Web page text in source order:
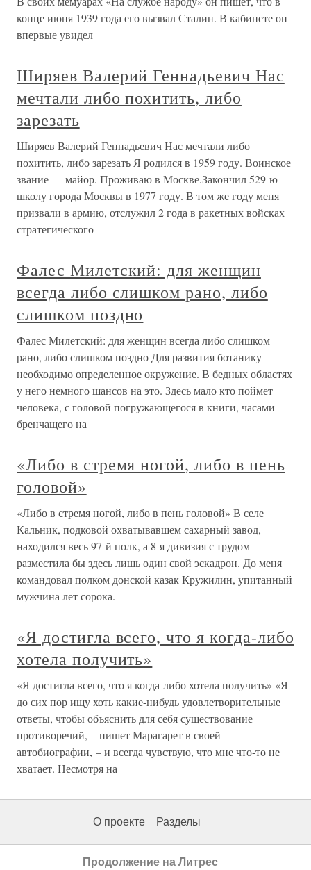
конце июня 1939 года его вызвал Сталин. В кабинете он
впервые увидел
Ширяев Валерий Геннадьевич Нас
мечтали либо похитить, либо
зарезать
Ширяев Валерий Геннадьевич Нас мечтали либо
похитить, либо зарезать Я родился в 1959 году. Воинское
звание — майор. Проживаю в Москве.Закончил 529-ю
школу города Москвы в 1977 году. В том же году меня
призвали в армию, отслужил 2 года в ракетных войсках
стратегического
Фалес Милетский: для женщин
всегда либо слишком рано, либо
слишком поздно
Фалес Милетский: для женщин всегда либо слишком
рано, либо слишком поздно Для развития ботанику
необходимо определенное окружение. В бедных областях
у него немного шансов на это. Здесь мало кто поймет
человека, с головой погружающегося в книги, часами
бренчащего на
«Либо в стремя ногой, либо в пень
головой»
«Либо в стремя ногой, либо в пень головой» В селе
Кальник, подковой охватывавшем сахарный завод,
находился весь 97-й полк, а 8-я дивизия с трудом
разместила бы здесь лишь один свой эскадрон. До меня
командовал полком донской казак Кружилин, упитанный
мужчина лет сорока.
«Я достигла всего, что я когда-либо
хотела получить»
«Я достигла всего, что я когда-либо хотела получить» «Я
до сих пор ищу хоть какие-нибудь удовлетворительные
ответы, чтобы объяснить для себя существование
противоречий, – пишет Марагарет в своей
автобиографии, – и всегда чувствую, что мне что-то не
хватает. Несмотря на
О проекте Разделы
Продолжение на Литрес